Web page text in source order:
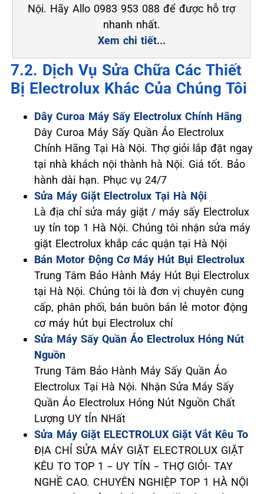
Nội. Hãy Allo 0983 953 088 để được hỗ trợ
nhanh nhất.
Xem chi tiết...
7.2. Dịch Vụ Sửa Chữa Các Thiết
Bị Electrolux Khác Của Chúng Tôi
Dây Curoa Máy Sấy Electrolux Chính Hãng
Dây Curoa Máy Sấy Quần Áo Electrolux
Chính Hãng Tại Hà Nội. Thợ giỏi lắp đặt ngay
tại nhà khách nội thành hà Nội. Giá tốt. Bảo
hành dài hạn. Phục vụ 24/7
Sửa Máy Giặt Electrolux Tại Hà Nội
Là địa chỉ sửa máy giặt / máy sấy Electrolux
uy tín top 1 Hà Nội. Chúng tôi nhận sửa máy
giặt Electrolux khắp các quận tại Hà Nội
Bán Motor Động Cơ Máy Hút Bụi Electrolux
Trung Tâm Bảo Hành Máy Hút Bụi Electrolux
tại Hà Nội. Chúng tôi là đơn vị chuyên cung
cấp, phân phối, bán buôn bán lẻ motor động
cơ máy hút bụi Electrolux chí
Sửa Máy Sấy Quần Áo Electrolux Hóng Nút
Nguồn
Trung Tâm Bảo Hành Máy Sấy Quần Áo
Electrolux Tại Hà Nội. Nhận Sửa Máy Sấy
Quần Áo Electrolux Hóng Nút Nguồn Chất
Lượng UY tÍn NHất
Sửa Máy Giặt ELECTROLUX Giặt Vắt Kêu To
ĐỊA CHỈ SỬA MÁY GIẶT ELECTROLUX GIẶT
KÊU TO TOP 1 – UY TÍN – THỢ GIỎI- TAY
NGHỀ CAO. CHUYÊN NGHIỆP TOP 1 HÀ NỘI